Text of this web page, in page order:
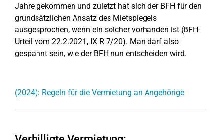
Jahre gekommen und zuletzt hat sich der BFH für den
grundsätzlichen Ansatz des Mietspiegels
ausgesprochen, wenn ein solcher vorhanden ist (BFH-
Urteil vom 22.2.2021, IX R 7/20). Man darf also
gespannt sein, wie der BFH nun entscheiden wird.
(2024): Regeln für die Vermietung an Angehörige